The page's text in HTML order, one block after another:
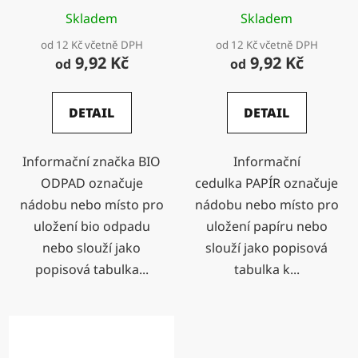
Skladem
od 12 Kč včetně DPH
od 9,92 Kč
DETAIL
Informační značka BIO
ODPAD označuje
nádobu nebo místo pro
uložení bio odpadu
nebo slouží jako
popisová tabulka...
Skladem
od 12 Kč včetně DPH
od 9,92 Kč
DETAIL
Informační
cedulka PAPÍR označuje
nádobu nebo místo pro
uložení papíru nebo
slouží jako popisová
tabulka k...